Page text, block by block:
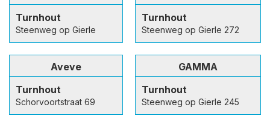
Turnhout
Steenweg op Gierle
Turnhout
Steenweg op Gierle 272
Aveve
Turnhout
Schorvoortstraat 69
GAMMA
Turnhout
Steenweg op Gierle 245